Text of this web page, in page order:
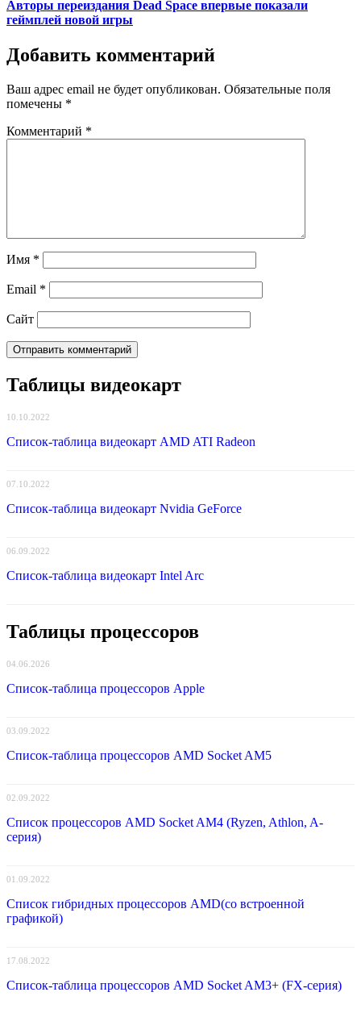
Авторы переиздания Dead Space впервые показали
геймплей новой игры
Добавить комментарий
Ваш адрес email не будет опубликован. Обязательные поля
помечены *
Комментарий *
Имя *
Email *
Сайт
Таблицы видеокарт
10.10.2022
Список-таблица видеокарт AMD ATI Radeon
07.10.2022
Список-таблица видеокарт Nvidia GeForce
06.09.2022
Список-таблица видеокарт Intel Arc
Таблицы процессоров
04.06.2026
Список-таблица процессоров Apple
03.09.2022
Список-таблица процессоров AMD Socket AM5
02.09.2022
Список процессоров AMD Socket AM4 (Ryzen, Athlon, A-
серия)
01.09.2022
Список гибридных процессоров AMD(со встроенной
графикой)
17.08.2022
Список-таблица процессоров AMD Socket AM3+ (FX-серия)